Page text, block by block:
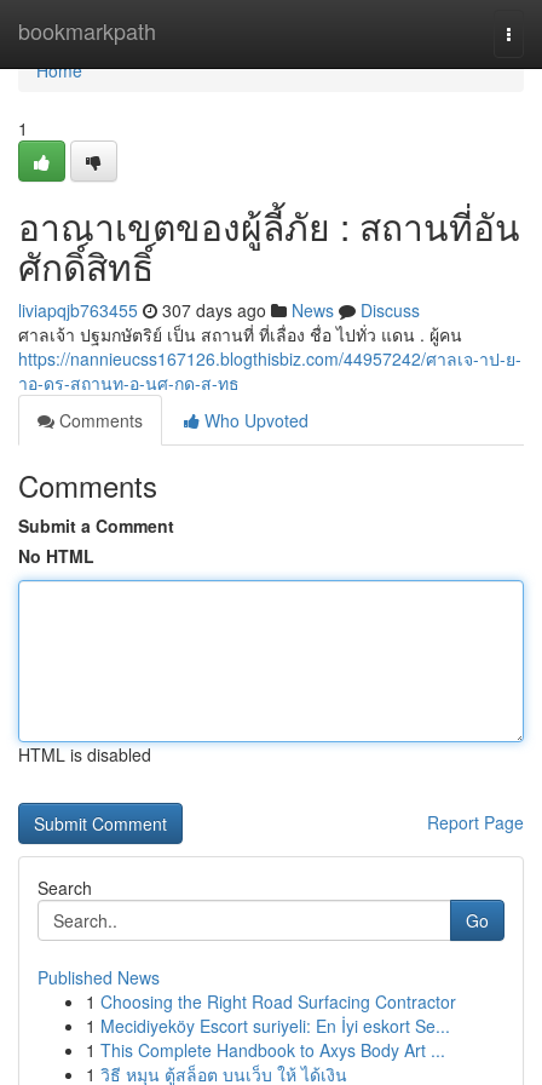
bookmarkpath
Home
Home
1
อาณาเขตของผู้ลี้ภัย : สถานที่อัน
ศักดิ์สิทธิ์
liviapqjb763455 307 days ago News
Discuss
ศาลเจ้า ปฐมกษัตริย์ เป็น สถานที่ ที่เลื่อง ชื่อ ไปทั่ว แดน . ผู้คน
https://nannieucss167126.blogthisbiz.com/44957242/ศาลเจ-าป-ย-
าอ-ดร-สถานท-อ-นศ-กด-ส-ทธ
Comments
Who Upvoted
Comments
Submit a Comment
No HTML
HTML is disabled
Report Page
Search
Go
Published News
1 Choosing the Right Road Surfacing Contractor
1 Mecidiyeköy Escort suriyeli: En İyi eskort Se...
1 This Complete Handbook to Axys Body Art ...
1 วิธี หมุน ตู้สล็อต บนเว็บ ให้ ได้เงิน